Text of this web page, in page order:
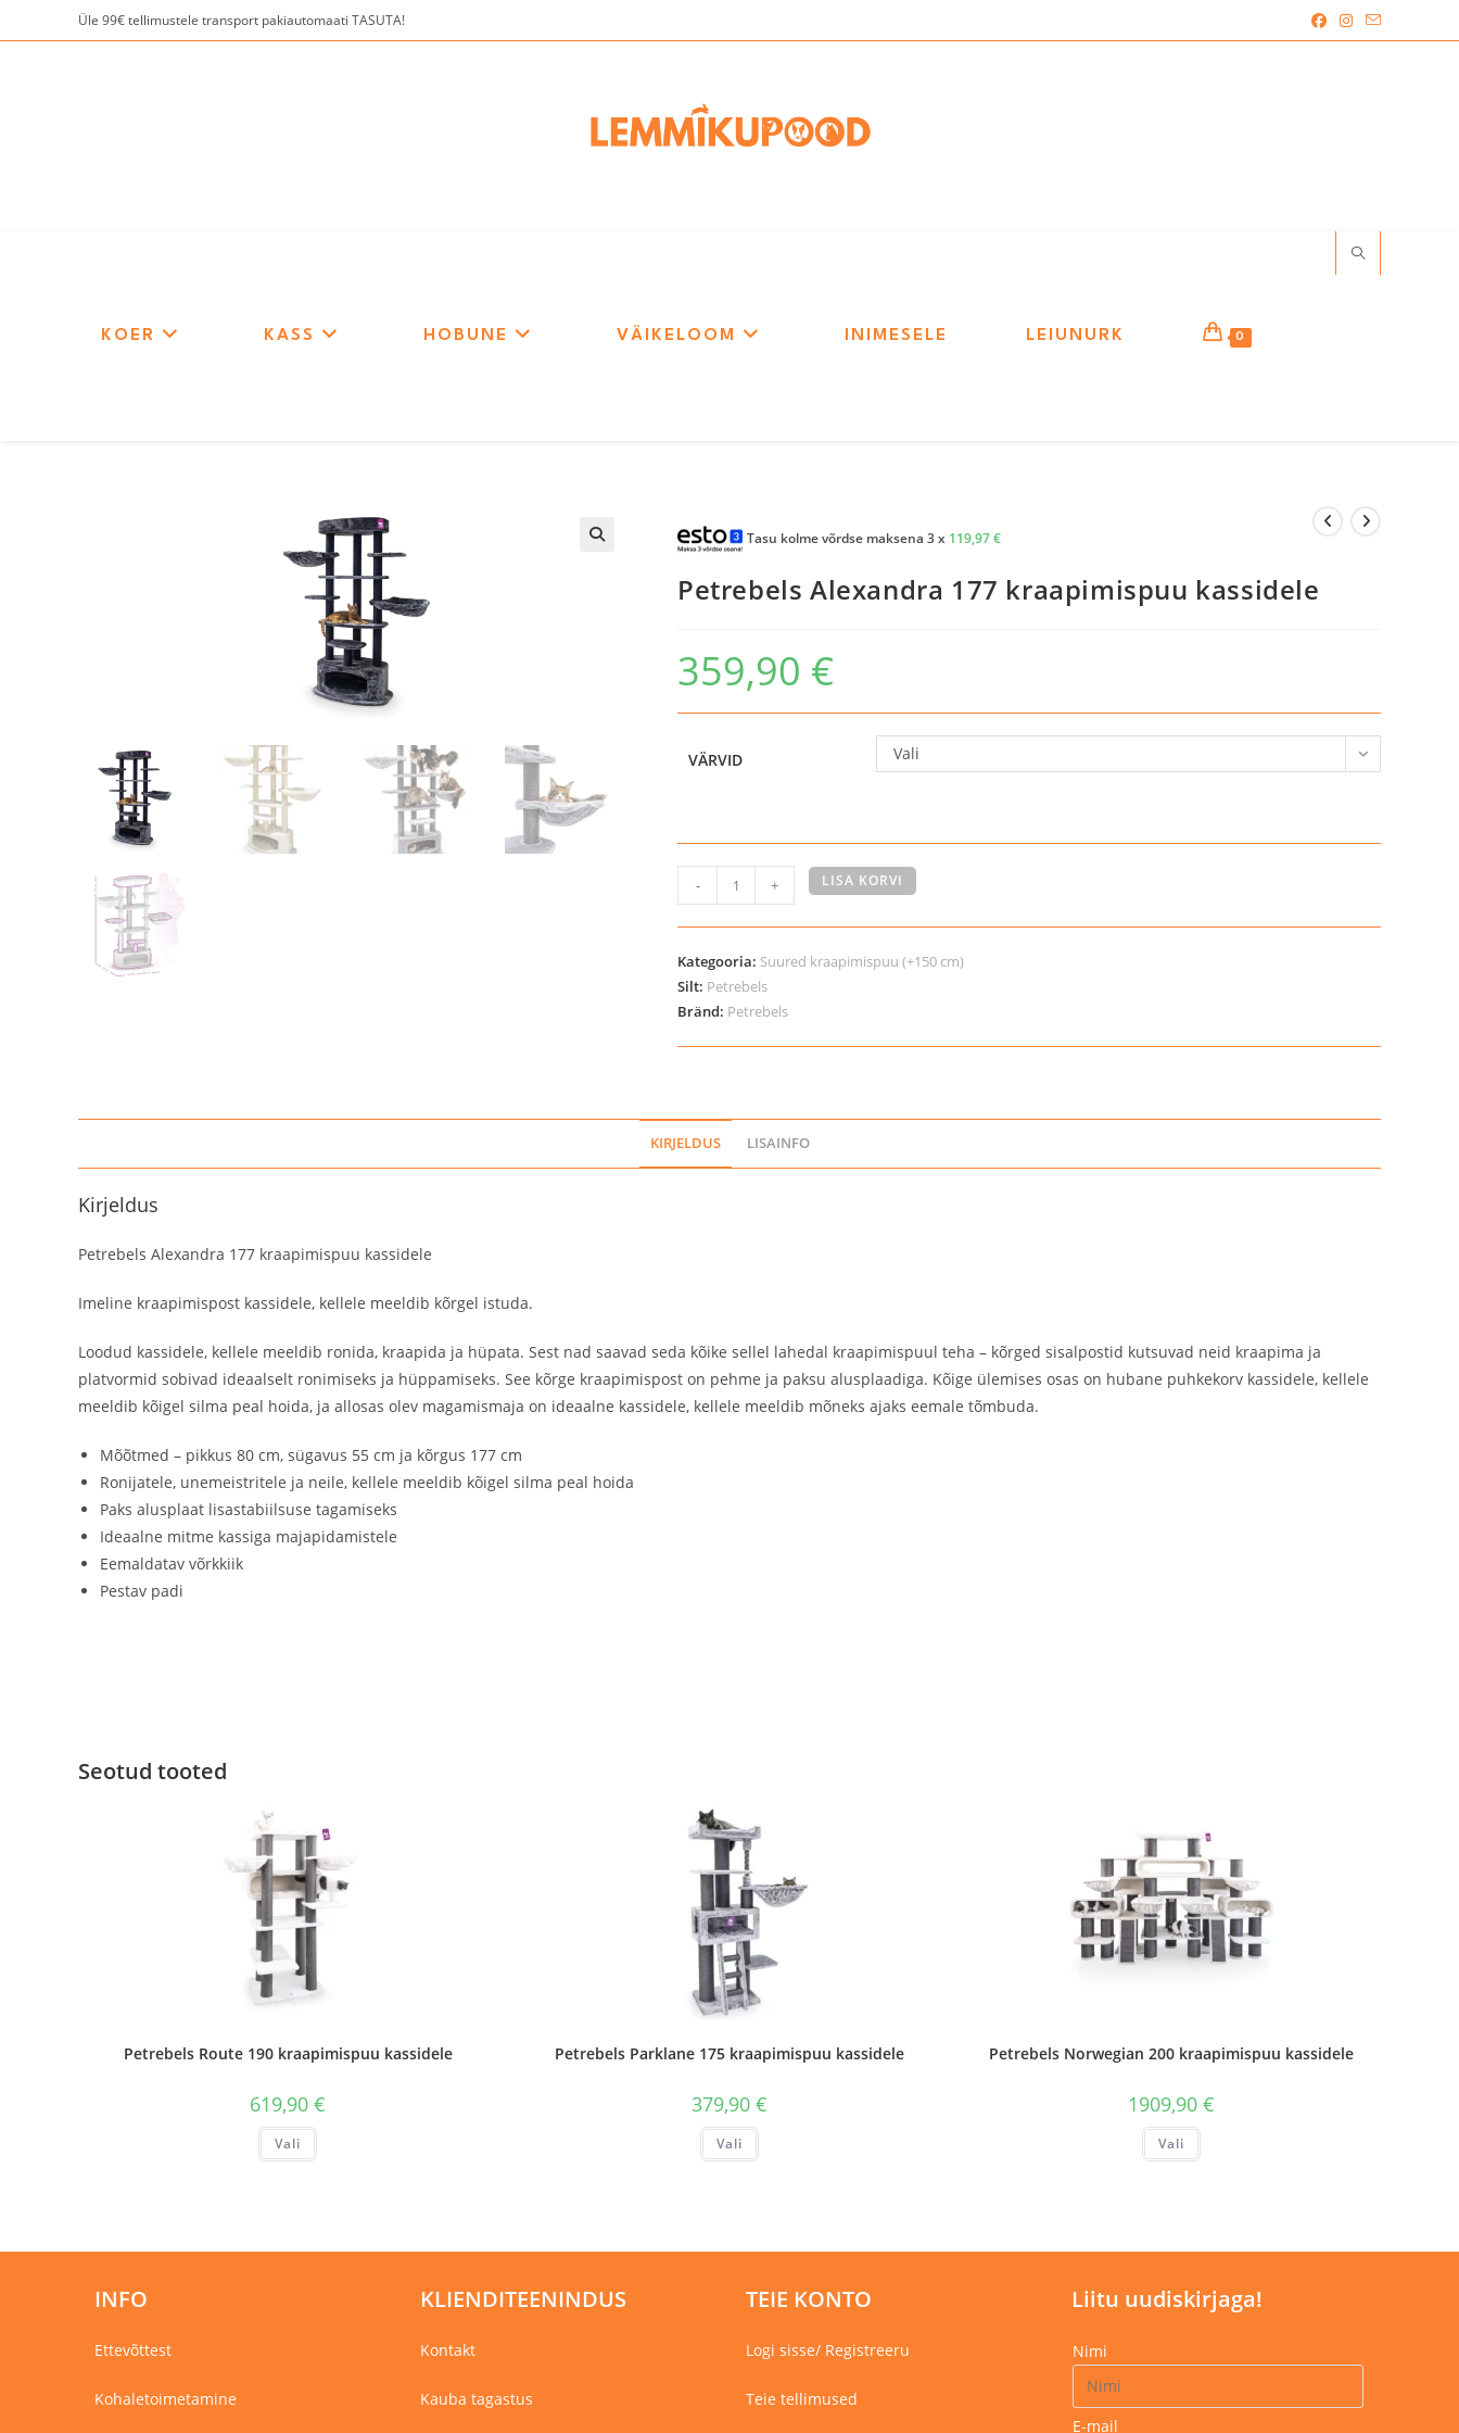
to
Üle 99€ tellimustele transport pakiautomaati TASUTA!
KOER KASS HOBUNE VÄIKELOOM INIMESELE LEIUNURK 0
Tasu kolme võrdse maksena 3 x 119,97€
Petrebels Alexandra 177 kraapimispuu kassidele
359,90 €
VÄRVID Vali
Petrebels
Alexandra
177
kraapimispuu
kassidele
kogus
- + LISA KORVI
Kategooria: Suured kraapimispuu (+150 cm)
Silt: Petrebels
Bränd: Petrebels
KIRJELDUS LISAINFO
Kirjeldus
Petrebels Alexandra 177 kraapimispuu kassidele
Imeline kraapimispost kassidele, kellele meeldib kõrgel istuda.
Loodud kassidele, kellele meeldib ronida, kraapida ja hüpata. Sest nad saavad seda kõike sellel lahedal kraapimispuul teha – kõrged sisalpostid kutsuvad neid kraapima ja
platvormid sobivad ideaalselt ronimiseks ja hüppamiseks. See kõrge kraapimispost on pehme ja paksu alusplaadiga. Kõige ülemises osas on hubane puhkekorv kassidele, kellele
meeldib kõigel silma peal hoida, ja allosas olev magamismaja on ideaalne kassidele, kellele meeldib mõneks ajaks eemale tõmbuda.
Mõõtmed – pikkus 80 cm, sügavus 55 cm ja kõrgus 177 cm
Ronijatele, unemeistritele ja neile, kellele meeldib kõigel silma peal hoida
Paks alusplaat lisastabiilsuse tagamiseks
Ideaalne mitme kassiga majapidamistele
Eemaldatav võrkkiik
Pestav padi
Seotud tooted
Petrebels Route 190 kraapimispuu kassidele
619,90€
Vali
Sellel
tootelehel.
Petrebels Parklane 175 kraapimispuu kassidele
379,90 €
Vali
Sellel
tootelehel.
Petrebels Norwegian 200 kraapimispuu kassidele
1909,90 €
Vali
Sellel
tootelehel.
INFO
Ettevõttest
Kohaletoimetamine
KLIENDITEENINDUS
Kontakt
Kauba tagastus
TEIE KONTO
Logi sisse/ Registreeru
Teie tellimused
Liitu uudiskirjaga!
Nimi
E-mail